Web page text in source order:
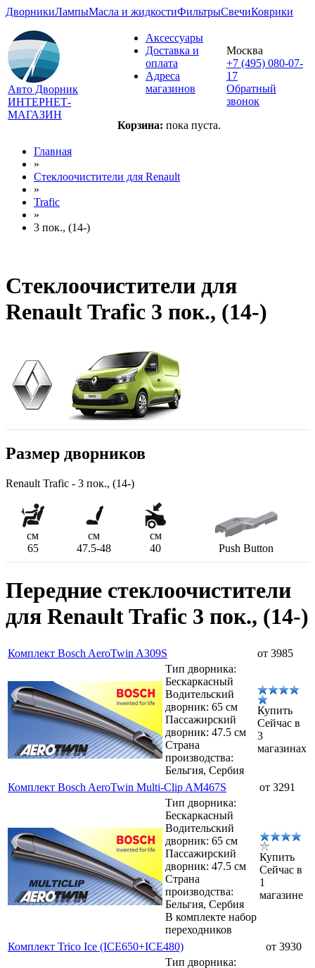
ДворникиЛампыМасла и жидкостиФильтрыСвечиКоврики
Авто Дворник
ИНТЕРНЕТ-
МАГАЗИН
Аксессуары
Доставка и
оплата
Адреса
магазинов
Корзина: пока пуста.
Москва
+7 (495) 080-07-
17
Обратный
звонок
Главная
»
Стеклоочистители для Renault
»
Trafic
»
3 пок., (14-)
Стеклоочистители для
Renault Trafic 3 пок., (14-)
Размер дворников
Renault Trafic - 3 пок., (14-)
см см
см
65
47.5-48 40 Push Button
Передние стеклоочистители
для Renault Trafic 3 пок., (14-)
Комплект Bosch AeroTwin A309S
от 3985
Тип дворника:
Бескаркасный
Водительский
дворник: 65 см
Пассажирский
дворник: 47.5 см
Страна
производства:
Бельгия, Сербия
Купить
Сейчас в
3
магазинах
Комплект Bosch AeroTwin Multi-Clip AM467S
от 3291
Тип дворника:
Бескаркасный
Водительский
дворник: 65 см
Пассажирский
дворник: 47.5 см
Страна
производства:
Бельгия, Сербия
В комплекте набор
переходников
Купить
Сейчас в
1
магазине
Комплект Trico Ice (ICE650+ICE480)
от 3930
Тип дворника: